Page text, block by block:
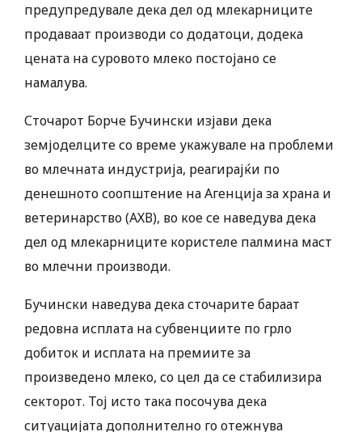
предупредувале дека дел од млекарниците
продаваат производи со додатоци, додека
цената на суровото млеко постојано се
намалува.
Сточарот Борче Бучински изјави дека
земјоделците со време укажувале на проблеми
во млечната индустрија, реагирајќи по
денешното соопштение на Агенција за храна и
ветеринарство (АХВ), во кое се наведува дека
дел од млекарниците користеле палмина маст
во млечни производи.
Бучински наведува дека сточарите бараат
редовна исплата на субвенциите по грло
добиток и исплата на премиите за
произведено млеко, со цел да се стабилизира
секторот. Тој исто така посочува дека
ситуацијата дополнително го отежнува